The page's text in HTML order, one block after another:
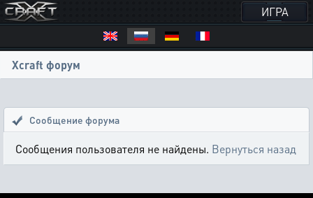
ИГРА
Xcraft форум
Сообщение форума
Сообщения пользователя не найдены. Вернуться назад